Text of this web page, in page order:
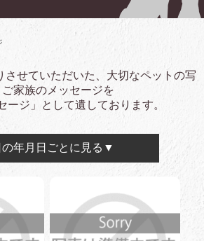
させていただいた、大切なペットの写
家族のメッセージを
ージ」として遺しております。
の年月日ごとに見る▼